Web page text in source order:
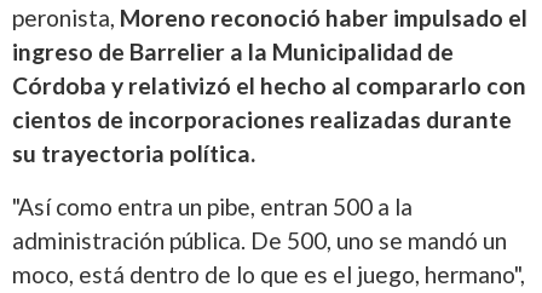
peronista, Moreno reconoció haber impulsado el
ingreso de Barrelier a la Municipalidad de
Córdoba y relativizó el hecho al compararlo con
cientos de incorporaciones realizadas durante
su trayectoria política.
"Así como entra un pibe, entran 500 a la
administración pública. De 500, uno se mandó un
moco, está dentro de lo que es el juego, hermano",